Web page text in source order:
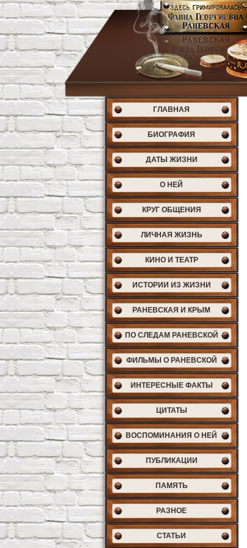
ГЛАВНАЯ
БИОГРАФИЯ
ДАТЫ ЖИЗНИ
О НЕЙ
КРУГ ОБЩЕНИЯ
ЛИЧНАЯ ЖИЗНЬ
КИНО И ТЕАТР
ИСТОРИИ ИЗ ЖИЗНИ
РАНЕВСКАЯ И КРЫМ
ПО СЛЕДАМ РАНЕВСКОЙ
ФИЛЬМЫ О РАНЕВСКОЙ
ИНТЕРЕСНЫЕ ФАКТЫ
ЦИТАТЫ
ВОСПОМИНАНИЯ О НЕЙ
ПУБЛИКАЦИИ
ПАМЯТЬ
РАЗНОЕ
СТАТЬИ